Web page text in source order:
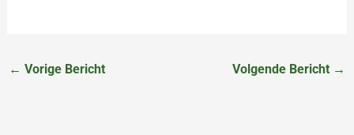
← Vorige Bericht Volgende Bericht →